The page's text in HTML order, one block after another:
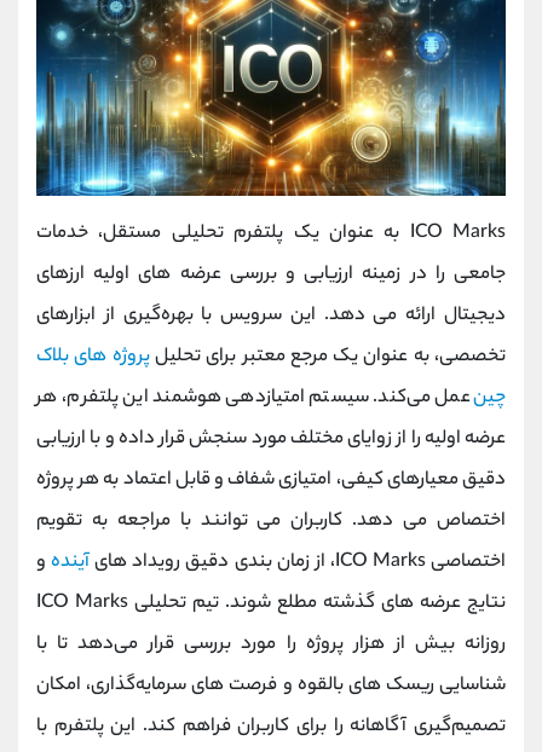
ICO Marks به عنوان یک پلتفرم تحلیلی مستقل، خدمات
جامعی را در زمینه ارزیابی و بررسی عرضه ‌های اولیه ارزهای
دیجیتال ارائه می‌ دهد. این سرویس با بهره‌گیری از ابزارهای
تخصصی، به عنوان یک مرجع معتبر برای تحلیلپروژه ‌های بلاک
چینعمل می‌کند. سیستم امتیازدهی هوشمند این پلتفرم، هر
عرضه اولیه را از زوایای مختلف مورد سنجش قرار داده و با ارزیابی
دقیق معیارهای کیفی، امتیازی شفاف و قابل اعتماد به هر پروژه
اختصاص می ‌دهد. کاربران می‌ توانند با مراجعه به تقویم
اختصاصی ICO Marks، از زمان ‌بندی دقیق رویداد های
آیندهو
نتایج عرضه‌ های گذشته مطلع شوند. تیم تحلیلی ICO Marks
روزانه بیش از هزار پروژه را مورد بررسی قرار می‌دهد تا با
شناسایی ریسک ‌های بالقوه و فرصت ‌های سرمایه‌گذاری، امکان
تصمیم‌گیری آگاهانه را برای کاربران فراهم کند. این پلتفرم با